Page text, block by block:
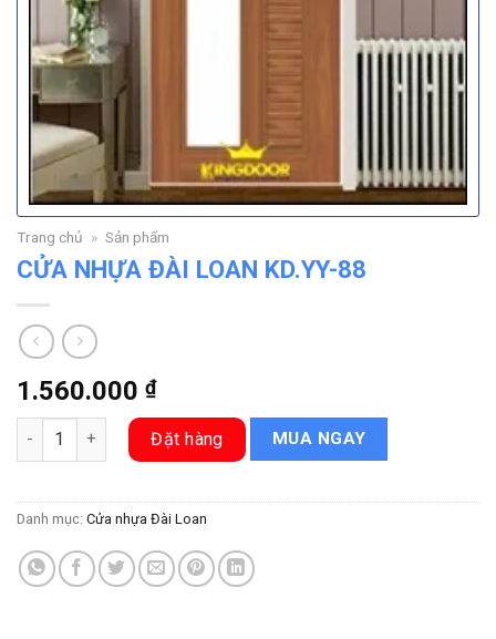
Trang chủ » Sản phẩm
CỬA NHỰA ĐÀI LOAN KD.YY-88
1.560.000 ₫
CỬA NHỰA ĐÀI LOAN KD.YY-88 số lượng
Đặt hàng MUA NGAY
Danh mục: Cửa nhựa Đài Loan